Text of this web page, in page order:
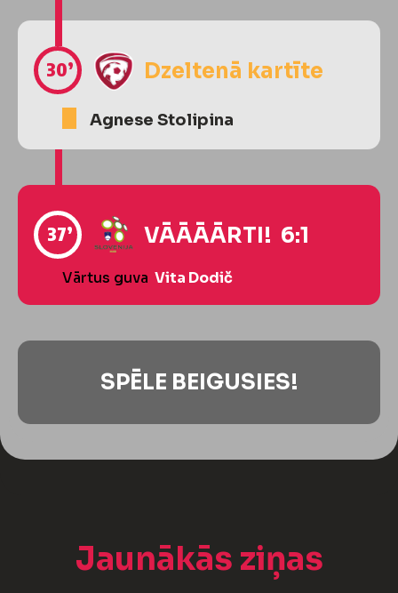
30’ Dzeltenā kartīte
Agnese Stolipina
37’ VĀĀĀĀRTI! 6:1
Vārtus guva Vita Dodič
SPĒLE BEIGUSIES!
Jaunākās ziņas